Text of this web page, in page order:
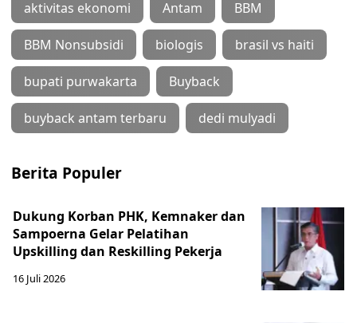
aktivitas ekonomi Antam BBM
BBM Nonsubsidi biologis brasil vs haiti
bupati purwakarta Buyback
buyback antam terbaru dedi mulyadi
Berita Populer
Dukung Korban PHK, Kemnaker dan
Sampoerna Gelar Pelatihan
Upskilling dan Reskilling Pekerja
16 Juli 2026